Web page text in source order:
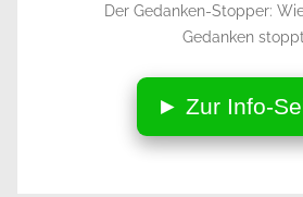
Der Gedanken-Stopper:
Gedanken stoppt
► Zur Info-